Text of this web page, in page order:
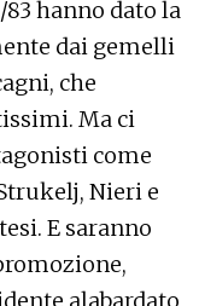
hanno dato la
dai gemelli
che
Ma ci
come
Nieri e
E saranno